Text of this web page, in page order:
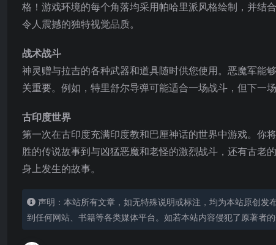
格！游戏环境的每个角落均采用帕哈里派风格绘制，并结
令人震撼的独特视觉品质。
战术战斗
神灵赠与拉吉的各种武器和道具随时供您使用。恶魔军能
关重要。例如，特里舒尔导弹可能适合一场战斗，但下一
古印度世界
第一次在古印度充满印度教和巴厘神话的世界中游戏。你
胜的传说故事到与凶猛恶魔和老怪的激烈战斗，还有古老
身上发生的故事。
声明：本站所有文章，如无特殊说明或标注，均为本站原创
到任何网站、书籍等各类媒体平台。如若本站内容侵犯了原著者